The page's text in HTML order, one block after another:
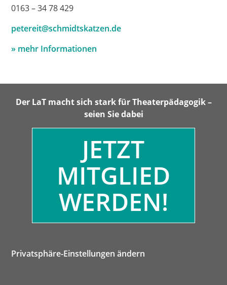
0163 – 34 78 429
petereit@schmidtskatzen.de
» mehr Informationen
Der LaT macht sich stark für Theaterpädagogik –
seien Sie dabei
JETZT
MITGLIED
WERDEN!
Privatsphäre-Einstellungen ändern